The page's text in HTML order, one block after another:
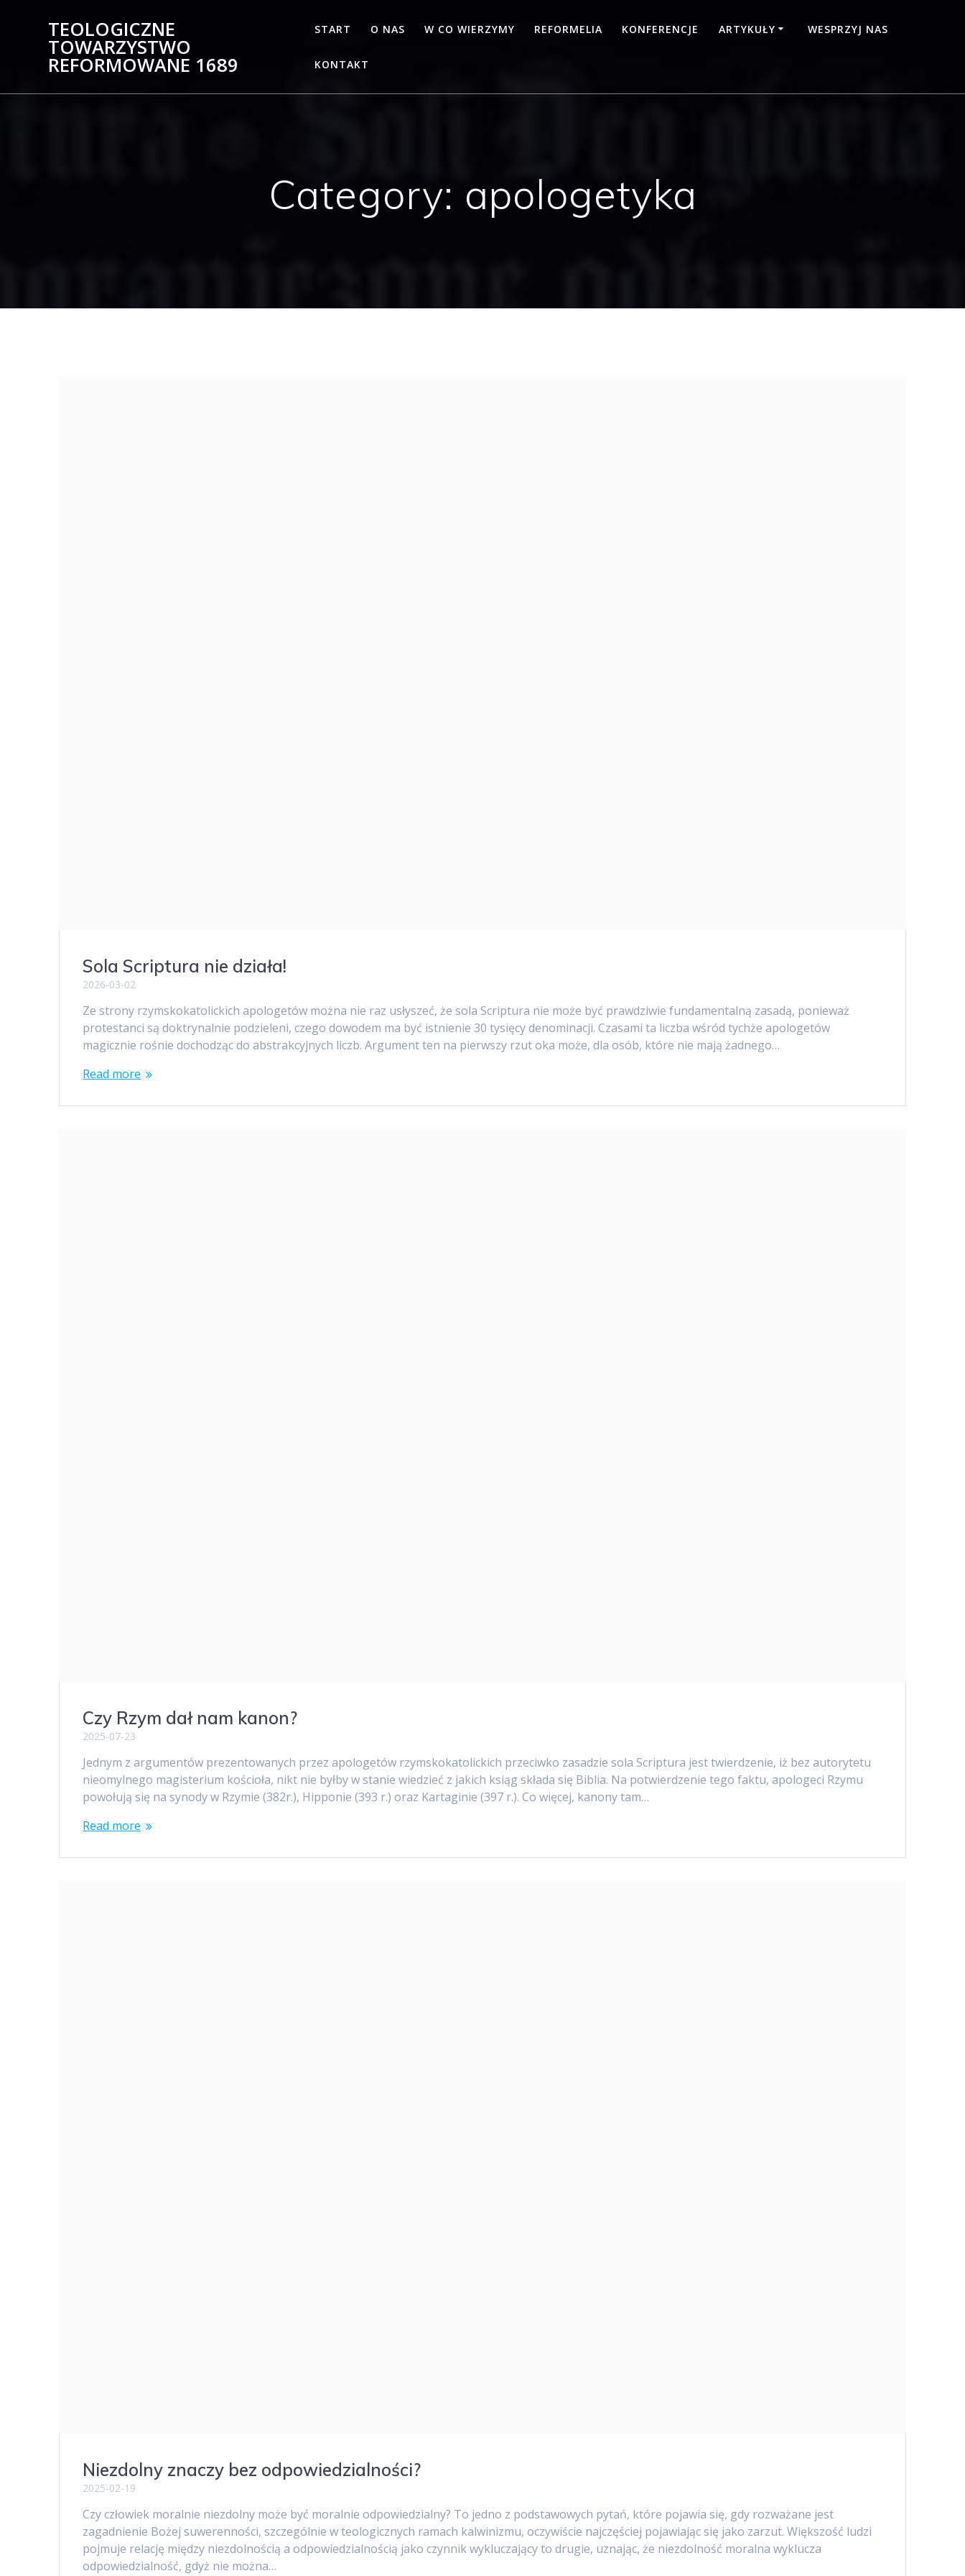
TEOLOGICZNE
TOWARZYSTWO
REFORMOWANE 1689
START O NAS W CO WIERZYMY REFORMELIA KONFERENCJE ARTYKUŁY WESPRZYJ NAS
KONTAKT
Category: apologetyka
Sola Scriptura nie działa!
2026-03-02
Ze strony rzymskokatolickich apologetów można nie raz usłyszeć, że sola Scriptura nie może być prawdziwie fundamentalną zasadą, ponieważ
protestanci są doktrynalnie podzieleni, czego dowodem ma być istnienie 30 tysięcy denominacji. Czasami ta liczba wśród tychże apologetów
magicznie rośnie dochodząc do abstrakcyjnych liczb. Argument ten na pierwszy rzut oka może, dla osób, które nie mają żadnego…
Read more
Czy Rzym dał nam kanon?
2025-07-23
Jednym z argumentów prezentowanych przez apologetów rzymskokatolickich przeciwko zasadzie sola Scriptura jest twierdzenie, iż bez autorytetu
nieomylnego magisterium kościoła, nikt nie byłby w stanie wiedzieć z jakich ksiąg składa się Biblia. Na potwierdzenie tego faktu, apologeci Rzymu
powołują się na synody w Rzymie (382r.), Hipponie (393 r.) oraz Kartaginie (397 r.). Co więcej, kanony tam…
Read more
Niezdolny znaczy bez odpowiedzialności?
2025-02-19
Czy człowiek moralnie niezdolny może być moralnie odpowiedzialny? To jedno z podstawowych pytań, które pojawia się, gdy rozważane jest
zagadnienie Bożej suwerenności, szczególnie w teologicznych ramach kalwinizmu, oczywiście najczęściej pojawiając się jako zarzut. Większość ludzi
pojmuje relację między niezdolnością a odpowiedzialnością jako czynnik wykluczający to drugie, uznając, że niezdolność moralna wyklucza
odpowiedzialność, gdyż nie można…